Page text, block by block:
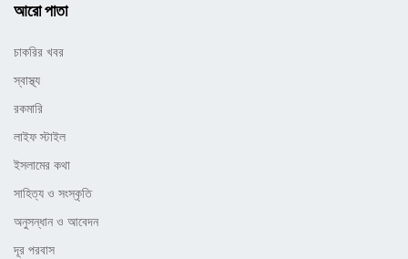
আরো পাতা
চাকরির খবর
স্বাস্থ্য
রকমারি
লাইফ স্টাইল
ইসলামের কথা
সাহিত্য ও সংস্কৃতি
অনুসন্ধান ও আবেদন
দূর পরবাস